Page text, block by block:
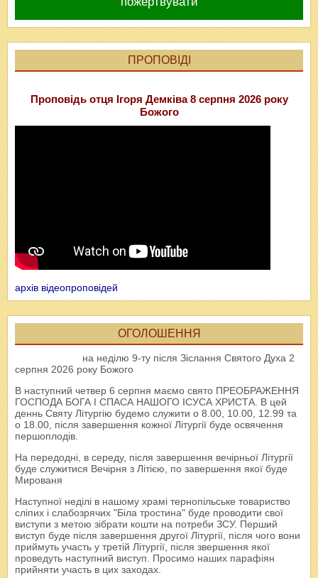
ПРОПОВІДІ
Проповідь отця Ігоря Демківа 8 серпня 2026 року
Божого
архів відеопроповідей
ОГОЛОШЕННЯ
на неділю 9-ту після Зіслання Святого Духа 2
серпня 2026 року Божого
В наступний четвер 6 серпня маємо свято ПРЕОБРАЖЕННЯ
ГОСПОДА БОГА І СПАСА НАШОГО ІСУСА ХРИСТА. В цей
деннь Святу Літургію будемо служити о 8.00, 10.00, 12.99 та
о 18.00, після завершення кожної Літургії буде освячення
першоплодів.
На передодні, в середу, після завершення вечірньої Літургії
буде служитися Вечірня з Літією, по завершення якої буде
Мированя
Наступної неділі в нашому храмі тернопільське товариство
сліпих і слабозрячих "Біла тростина" буде проводити свої
виступи з метою зібрати кошти на потреби ЗСУ. Перший
виступ буде після завершення другої Літургії, після чого вони
приймуть участь у третій Літургії, після звершення якої
проведуть наступний виступ. Просимо наших парафіян
прийняти участь в цих заходах.